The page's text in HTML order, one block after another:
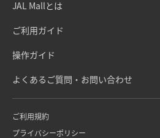
JAL Mallとは
ご利用ガイド
操作ガイド
よくあるご質問・お問い合わせ
ご利用規約
プライバシーポリシー